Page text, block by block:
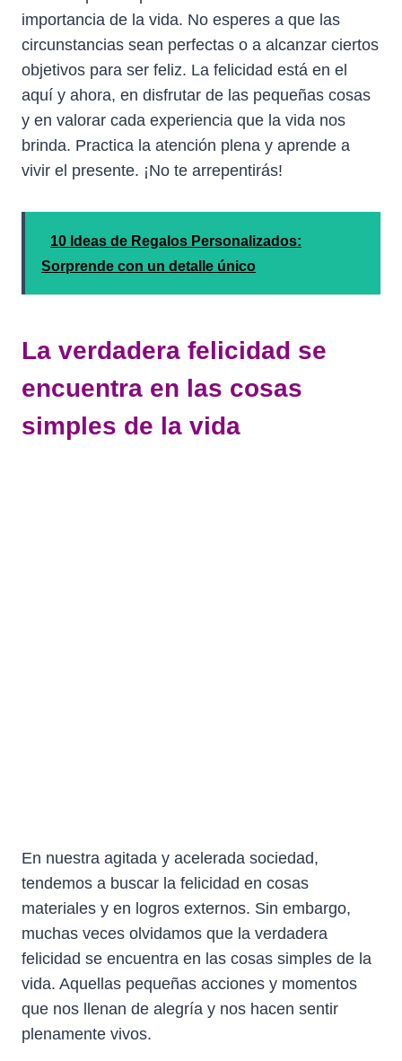
importancia de la vida. No esperes a que las
circunstancias sean perfectas o a alcanzar ciertos
objetivos para ser feliz. La felicidad está en el
aquí y ahora, en disfrutar de las pequeñas cosas
y en valorar cada experiencia que la vida nos
brinda. Practica la atención plena y aprende a
vivir el presente. ¡No te arrepentirás!
10 Ideas de Regalos Personalizados:
Sorprende con un detalle único
La verdadera felicidad se
encuentra en las cosas
simples de la vida
En nuestra agitada y acelerada sociedad,
tendemos a buscar la felicidad en cosas
materiales y en logros externos. Sin embargo,
muchas veces olvidamos que la verdadera
felicidad se encuentra en las cosas simples de la
vida. Aquellas pequeñas acciones y momentos
que nos llenan de alegría y nos hacen sentir
plenamente vivos.